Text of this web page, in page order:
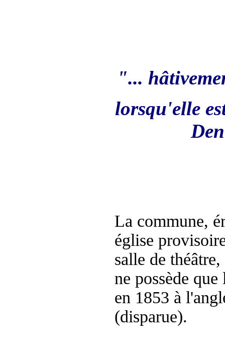
"...
lorsqu'elle
La commune,
église
salle de
ne possède
en 1853 à
(disparue).